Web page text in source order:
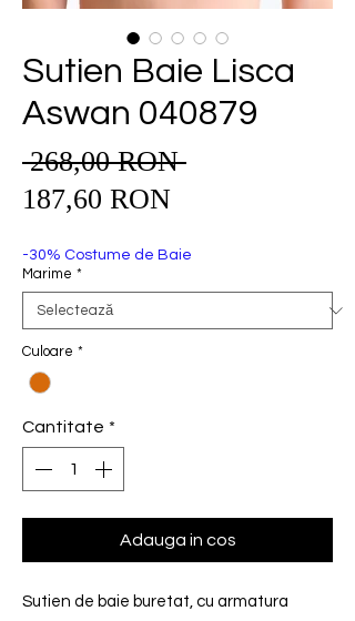
Sutien Baie Lisca
Aswan 040879
268,00 RON Preț
187,60 RONPreț
-30% Costume de Baie
Marime *
Culoare *
Cantitate *
Adauga in cos
Sutien de baie buretat, cu armatura